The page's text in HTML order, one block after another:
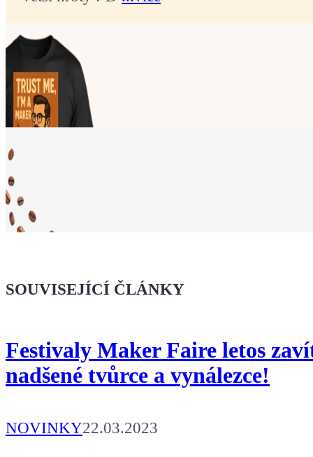
že jsi Maker!
Kafe pro Chiptrona
Aby mohl napsat další článek.
SOUVISEJÍCÍ ČLÁNKY
Festivaly Maker Faire letos
nadšené tvůrce a vynálezce!
NOVINKY22.03.2023